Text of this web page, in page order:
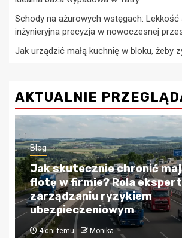
Schody na ażurowych wstęgach: Lekkość
inżynieryjna precyzja w nowoczesnej
Jak urządzić małą kuchnię w bloku, żeby
AKTUALNIE
Blog
Kredyty hipoteczne w
Przewodnik po
finansowaniu
4 tygodnie temu Monika